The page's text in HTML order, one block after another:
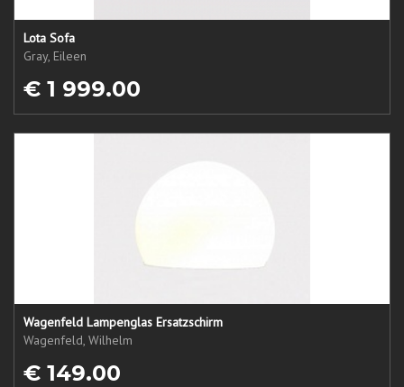
Lota Sofa
Gray, Eileen
€ 1 999.00
Wagenfeld Lampenglas Ersatzschirm
Wagenfeld, Wilhelm
€ 149.00